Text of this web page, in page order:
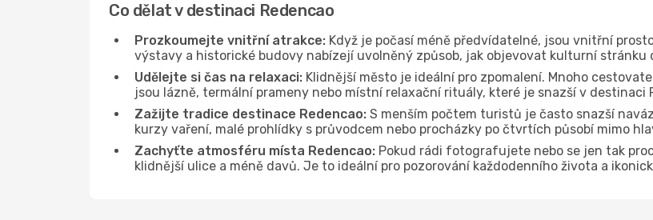
Co dělat v destinaci Redencao
Prozkoumejte vnitřní atrakce: Když je počasí méně předvídatelné, jsou vnitřní
výstavy a historické budovy nabízejí uvolněný způsob, jak objevovat kulturní stránku
Udělejte si čas na relaxaci: Klidnější město je ideální pro zpomalení. Mnoho
jsou lázně, termální prameny nebo místní relaxační rituály, které je snazší v destinaci
Zažijte tradice destinace Redencao: S menším počtem turistů je často snazší
kurzy vaření, malé prohlídky s průvodcem nebo procházky po čtvrtích působí mimo
Zachyťte atmosféru místa Redencao: Pokud rádi fotografujete nebo se jen tak
klidnější ulice a méně davů. Je to ideální pro pozorování každodenního života a